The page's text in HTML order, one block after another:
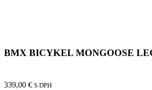
BMX BICYKEL MONGOOSE
339,00 € S DPH